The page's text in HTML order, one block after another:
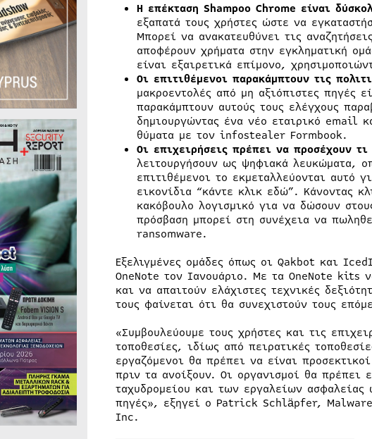
Η επέκταση Shampoo Chrome είναι
εξαπατά τους χρήστες ώστε να
Μπορεί να ανακατευθύνει τις
αποφέρουν χρήματα στην εγκληματική
είναι εξαιρετικά επίμονο,
Οι επιτιθέμενοι παρακάμπτουν τις
μακροεντολές από μη αξιόπιστες πηγές
παρακάμπτουν αυτούς τους ελέγχους
δημιουργώντας ένα νέο εταιρικό email
θύματα με τον infostealer Formbook.
Οι επιχειρήσεις πρέπει να προσέχουν τι
λειτουργήσουν ως ψηφιακά λευκώματα,
επιτιθέμενοι το εκμεταλλεύονται αυτό
εικονίδια “κάντε κλικ εδώ”. Κάνοντας
κακόβουλο λογισμικό για να δώσουν
πρόσβαση μπορεί στη συνέχεια να
ransomware.
Εξελιγμένες ομάδες όπως οι Qakbot και
OneNote τον Ιανουάριο. Με τα OneNote kits
και να απαιτούν ελάχιστες τεχνικές
τους φαίνεται ότι θα συνεχιστούν τους
«Συμβουλεύουμε τους χρήστες και τις
τοποθεσίες, ιδίως από πειρατικές
εργαζόμενοι θα πρέπει να είναι
πριν τα ανοίξουν. Οι οργανισμοί θα πρέπει
ταχυδρομείου και των εργαλείων
πηγές», εξηγεί ο Patrick Schläpfer,
Inc.